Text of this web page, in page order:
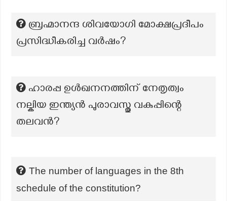
ബ്രഹ്മാനന്ദ ശിവയോഗി മോക്ഷപ്രദീപം
പ്രസിദ്ധീകരിച്ച വർഷം?
ഹാരപ്പ ഉൾഖനനത്തിന് നേതൃത്വം
നല്കിയ ഇന്ത്യൻ പുരാവസ്തു വകുപ്പിന്റെ
തലവൻ?
The number of languages in the 8th
schedule of the constitution?